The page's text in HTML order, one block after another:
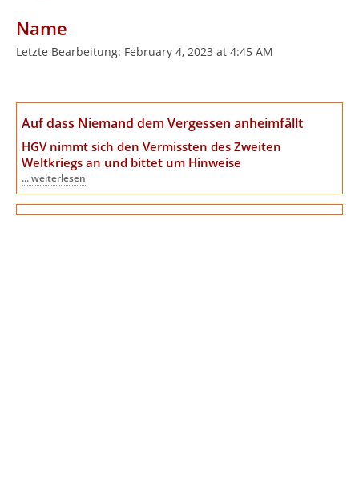
Name
Letzte Bearbeitung: February 4, 2023 at 4:45 AM
Auf dass Niemand dem Vergessen anheimfällt
HGV nimmt sich den Vermissten des Zweiten
Weltkriegs an und bittet um Hinweise
... weiterlesen